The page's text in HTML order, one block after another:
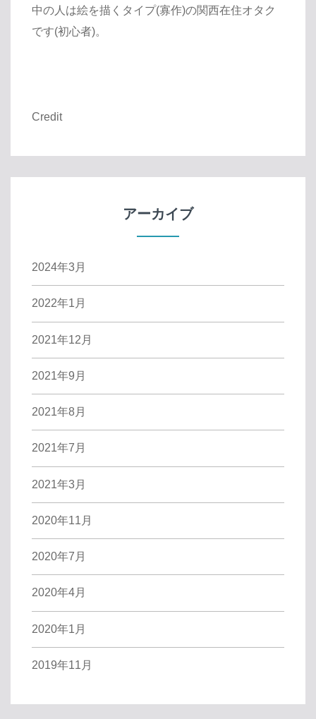
中の人は絵を描くタイプ(寡作)の関西在住オタク
です(初心者)。
Credit
アーカイブ
2024年3月
2022年1月
2021年12月
2021年9月
2021年8月
2021年7月
2021年3月
2020年11月
2020年7月
2020年4月
2020年1月
2019年11月